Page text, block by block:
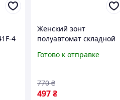
4
Женский зонт
полуавтомат складной
спиц с рисунком
(5337)
Готово к отправке
497 ₴
770 ₴